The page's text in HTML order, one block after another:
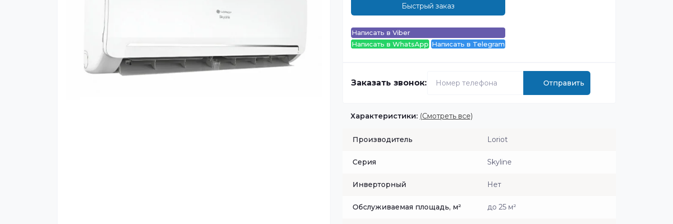
Быстрый заказ
Написать в Viber
Написать в WhatsApp Написать в Telegram
Заказать звонок: Отправить
Характеристики: (Смотреть все)
Производитель Loriot
Серия Skyline
Инверторный Нет
Обслуживаемая площадь, м² до 25 м²